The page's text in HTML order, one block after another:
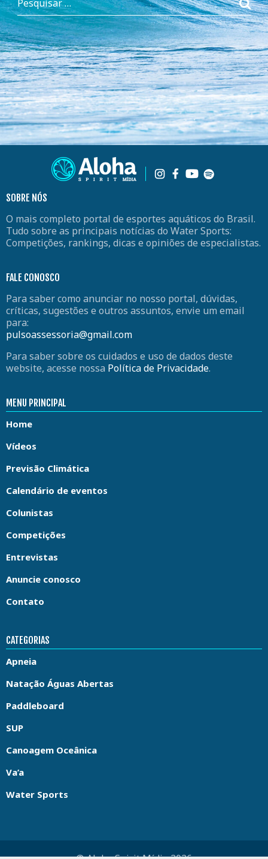
SOBRE NÓS
O mais completo portal de esportes aquáticos do Brasil.
Tudo sobre as principais notícias do Water Sports:
Competições, rankings, dicas e opiniões de especialistas.
FALE CONOSCO
Para saber como anunciar no nosso portal, dúvidas,
críticas, sugestões e outros assuntos, envie um email
para:
pulsoassessoria@gmail.com
Para saber sobre os cuidados e uso de dados deste
website, acesse nossa Política de Privacidade.
MENU PRINCIPAL
Home
Vídeos
Previsão Climática
Calendário de eventos
Colunistas
Competições
Entrevistas
Anuncie conosco
Contato
CATEGORIAS
Apneia
Natação Águas Abertas
Paddleboard
SUP
Canoagem Oceânica
Va’a
Water Sports